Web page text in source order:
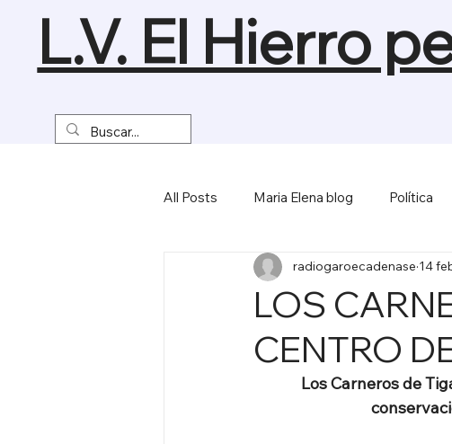
L.V. El Hierro
All Posts Maria Elena blog Política
Turismo y Naturaleza Empresas y
Miscelánea
LOS
CENTRO
radiogaroecadenase 14
Los Carneros de